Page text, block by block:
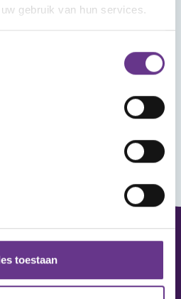
gebruik van hun services.
toestaan
met het linkje om het
bent kun je reageren op
delen?